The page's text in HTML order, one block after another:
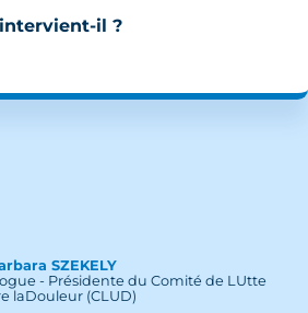
il ?
SZEKELY
- Présidente du Comité de LUtte
laDouleur (CLUD)